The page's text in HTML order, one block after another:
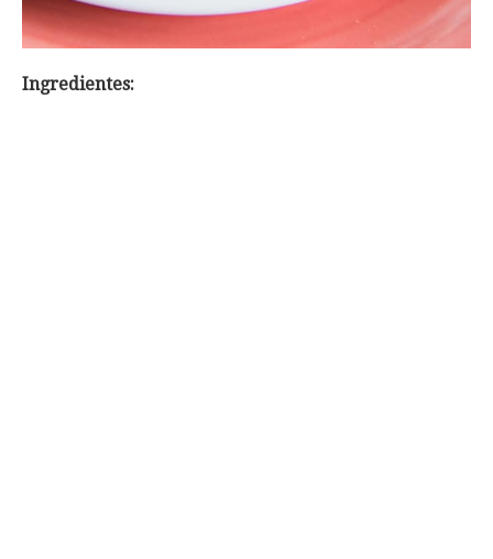
Ingredientes: